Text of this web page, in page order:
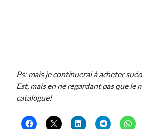
Ps: mais je continuerai à acheter
Est, mais en ne regardant pas que le
catalogue!